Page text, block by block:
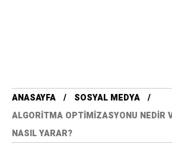
ANASAYFA
SOSYAL MEDYA
ALGORITMA OPTIMIZASYONU NEDIR
NASIL YARAR?